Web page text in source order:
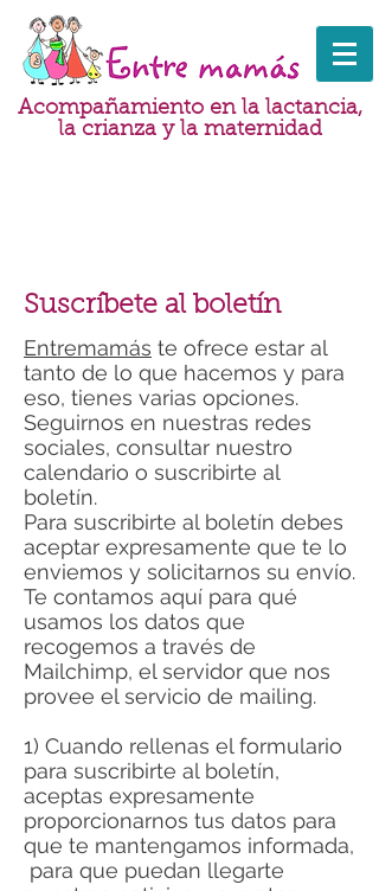
Acompañamiento en la lactancia,
la crianza y la maternidad
Suscríbete al boletín
Entremamás te ofrece estar al
tanto de lo que hacemos y para
eso, tienes varias opciones.
Seguirnos en nuestras redes
sociales, consultar nuestro
calendario o suscribirte al
boletín.
Para suscribirte al boletín debes
aceptar expresamente que te lo
enviemos y solicitarnos su envío.
Te contamos aquí para qué
usamos los datos que
recogemos a través de
Mailchimp, el servidor que nos
provee el servicio de mailing.
1) Cuando rellenas el formulario
para suscribirte al boletín,
aceptas expresamente
proporcionarnos tus datos para
que te mantengamos informada,
para que puedan llegarte